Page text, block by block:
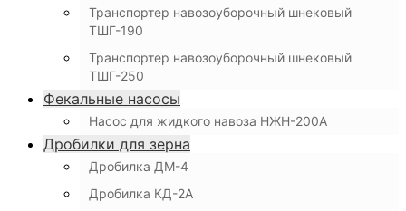
Транспортер навозоуборочный шнековый
ТШГ-190
Транспортер навозоуборочный шнековый
ТШГ-250
Фекальные насосы
Насос для жидкого навоза НЖН-200А
Дробилки для зерна
Дробилка ДМ-4
Дробилка КД-2А